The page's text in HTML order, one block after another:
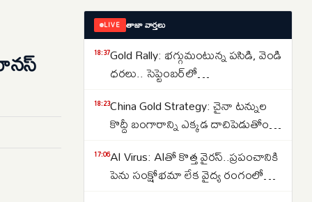
LIVE తాజా వార్తలు
18:37Gold Rally: భగ్గుమంటున్న పసిడి, వెండి
ధరలు.. సెప్టెంబర్‌లో
18:23China Gold Strategy: చైనా టన్నుల
కొద్దీ బంగారాన్ని ఎక్కడ దాచిపెడుతోందో
వెనుక అసలు కథ ఇదే..
17:06AI Virus: AIతో కొత్త వైరస్‌..ప్రపంచానికి
పెను సంక్షోభమా లేక వైద్య రంగంలో